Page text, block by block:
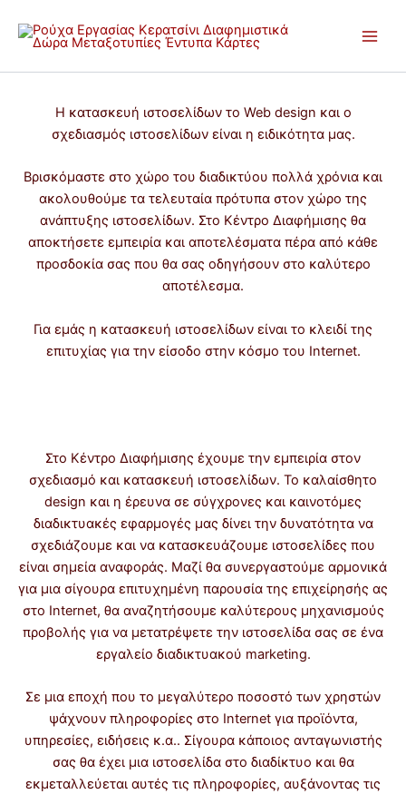
στο
περιεχόμενο
Η κατασκευή ιστοσελίδων το Web design και ο
σχεδιασμός ιστοσελίδων είναι η ειδικότητα μας.
Βρισκόμαστε στο χώρο του διαδικτύου πολλά χρόνια και
ακολουθούμε τα τελευταία πρότυπα στον χώρο της
ανάπτυξης ιστοσελίδων. Στο Κέντρο Διαφήμισης θα
αποκτήσετε εμπειρία και αποτελέσματα πέρα από κάθε
προσδοκία σας που θα σας οδηγήσουν στο καλύτερο
αποτέλεσμα.
Για εμάς η κατασκευή ιστοσελίδων είναι το κλειδί της
επιτυχίας για την είσοδο στην κόσμο του Internet.
Στο Κέντρο Διαφήμισης έχουμε την εμπειρία στον
σχεδιασμό και κατασκευή ιστοσελίδων. Το καλαίσθητο
design και η έρευνα σε σύγχρονες και καινοτόμες
διαδικτυακές εφαρμογές μας δίνει την δυνατότητα να
σχεδιάζουμε και να κατασκευάζουμε ιστοσελίδες που
είναι σημεία αναφοράς. Μαζί θα συνεργαστούμε αρμονικά
για μια σίγουρα επιτυχημένη παρουσία της επιχείρησής ας
στο Internet, θα αναζητήσουμε καλύτερους μηχανισμούς
προβολής για να μετατρέψετε την ιστοσελίδα σας σε ένα
εργαλείο διαδικτυακού marketing.
Σε μια εποχή που το μεγαλύτερο ποσοστό των χρηστών
ψάχνουν πληροφορίες στο Internet για προϊόντα,
υπηρεσίες, ειδήσεις κ.α.. Σίγουρα κάποιος ανταγωνιστής
σας θα έχει μια ιστοσελίδα στο διαδίκτυο και θα
εκμεταλλεύεται αυτές τις πληροφορίες, αυξάνοντας τις